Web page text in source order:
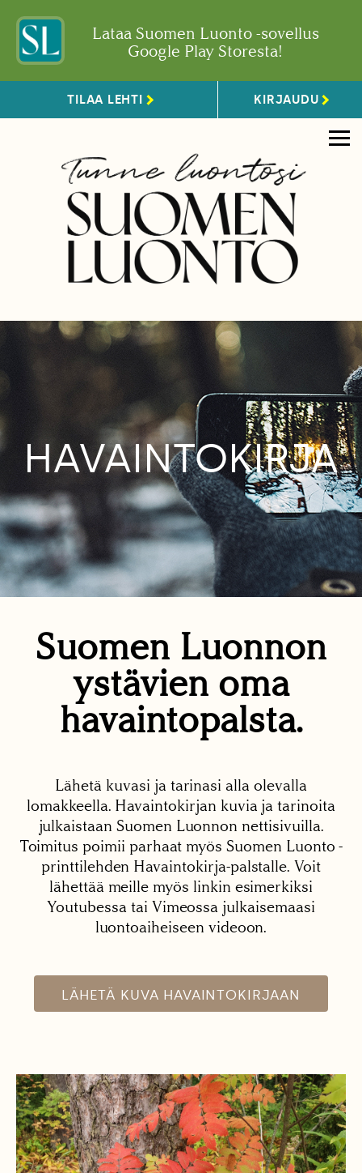
Lataa Suomen Luonto -sovellus
Google Play Storesta!
TILAA LEHTI KIRJAUDU
HAVAINTOKIRJA
Suomen Luonnon
ystävien oma
havaintopalsta.
Lähetä kuvasi ja tarinasi alla olevalla
lomakkeella. Havaintokirjan kuvia ja tarinoita
julkaistaan Suomen Luonnon nettisivuilla.
Toimitus poimii parhaat myös Suomen Luonto -
printtilehden Havaintokirja-palstalle. Voit
lähettää meille myös linkin esimerkiksi
Youtubessa tai Vimeossa julkaisemaasi
luontoaiheiseen videoon.
LÄHETÄ KUVA HAVAINTOKIRJAAN